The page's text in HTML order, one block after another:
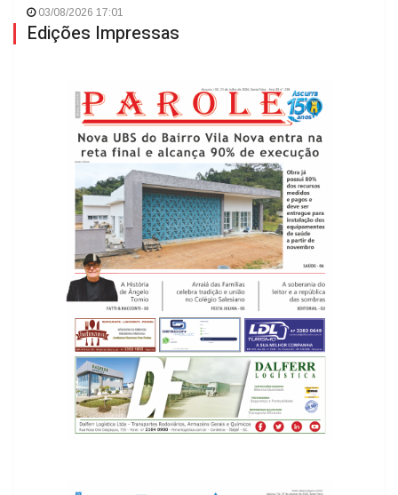
03/08/2026 17:01
Edições Impressas